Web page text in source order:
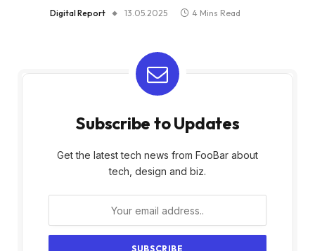
Digital Report 13.05.2025 4 Mins Read
Subscribe to Updates
Get the latest tech news from FooBar about
tech, design and biz.